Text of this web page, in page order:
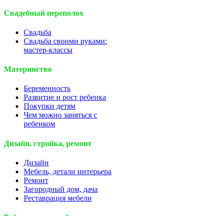
Свадебный переполох
Свадьба
Свадьба своими руками:
мастер-классы
Материнство
Беременность
Развитие и рост ребенка
Покупки детям
Чем можно заняться с
ребенком
Дизайн, стройка, ремонт
Дизайн
Мебель, детали интерьера
Ремонт
Загородный дом, дача
Реставрация мебели